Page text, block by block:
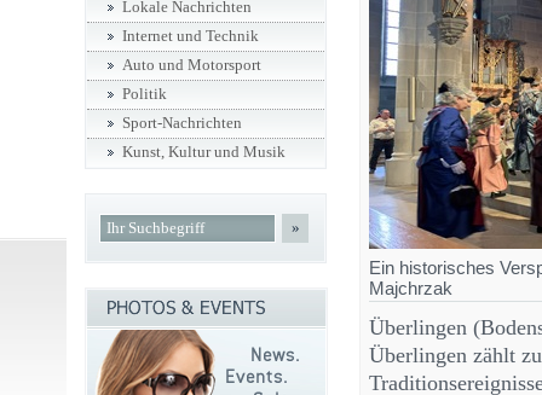
Ein historisches
Majchrzak
Überlingen
Überlingen zählt
Lokale Nachrichten
Internet und Technik
Auto und Motorsport
Politik
Sport-Nachrichten
Kunst, Kultur und Musik
»